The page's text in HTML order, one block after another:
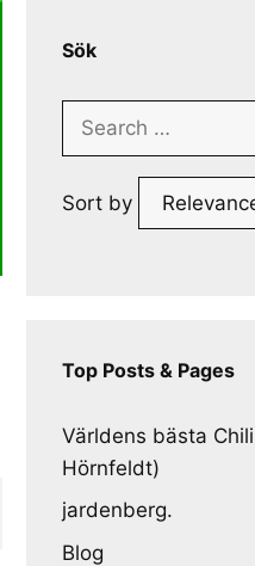
Sök
Search
Sort by
Top Posts & Pages
Världens bästa
Hörnfeldt)
jardenberg.
Blog